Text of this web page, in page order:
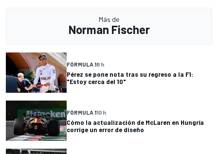
Más de
Norman Fischer
FÓRMULA 18 h
Pérez se pone nota tras su regreso a la F1:
"Estoy cerca del 10"
FÓRMULA 110 h
Cómo la actualización de McLaren en Hungría
corrige un error de diseño